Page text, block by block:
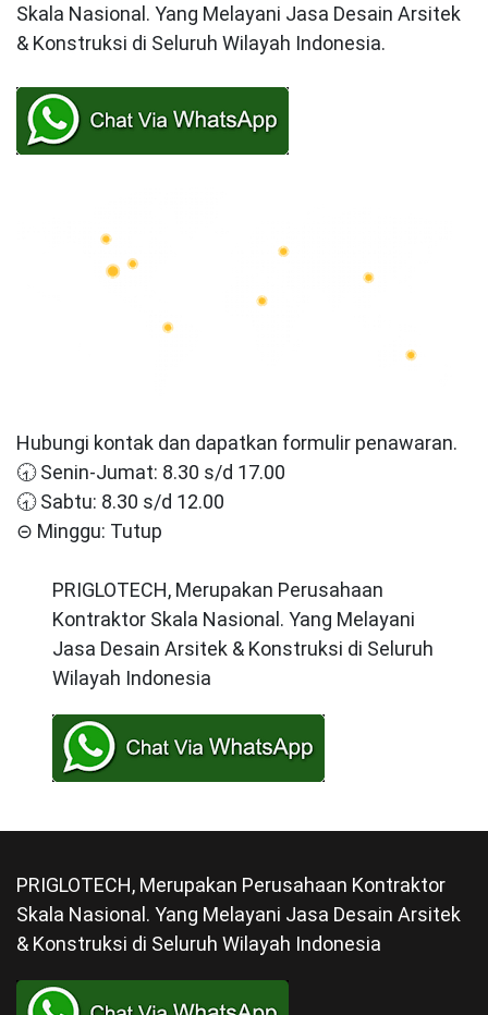
Skala Nasional. Yang Melayani Jasa Desain Arsitek
& Konstruksi di Seluruh Wilayah Indonesia.
Hubungi kontak dan dapatkan formulir penawaran.
🕣 Senin-Jumat: 8.30 s/d 17.00
🕣 Sabtu: 8.30 s/d 12.00
⊝ Minggu: Tutup
PRIGLOTECH, Merupakan Perusahaan
Kontraktor Skala Nasional. Yang Melayani
Jasa Desain Arsitek & Konstruksi di Seluruh
Wilayah Indonesia
PRIGLOTECH, Merupakan Perusahaan Kontraktor
Skala Nasional. Yang Melayani Jasa Desain Arsitek
& Konstruksi di Seluruh Wilayah Indonesia